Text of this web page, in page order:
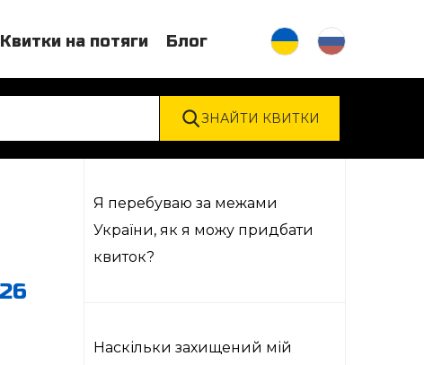
Квитки на потяги Блог
Я перебуваю за межами
України, як я можу придбати
квиток?
Наскільки захищений мій